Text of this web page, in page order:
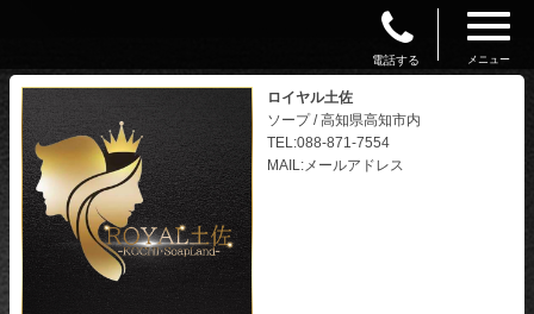
電話する メニュー
ロイヤル土佐
ソープ / 高知県高知市内
TEL:088-871-7554
MAIL:メールアドレス